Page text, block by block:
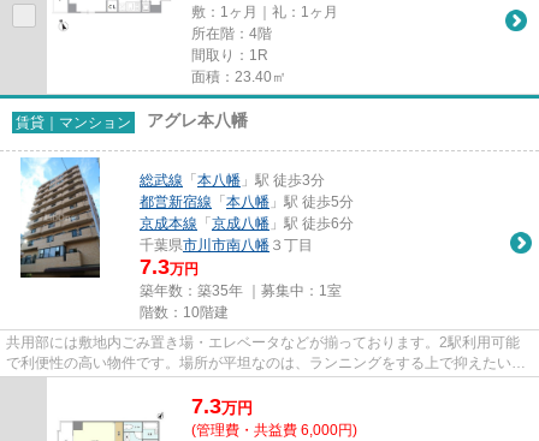
敷：1ヶ月｜礼：1ヶ月
所在階：4階
間取り：1R
面積：23.40㎡
賃貸｜マンション アグレ本八幡
総武線 「 本八幡 」駅 徒歩3分
都営新宿線 「 本八幡 」駅 徒歩5分
京成本線 「 京成八幡 」駅 徒歩6分
千葉県市川市南八幡 ３丁目
7.3万円
築年数：築35年 ｜募集中： 1室
階数：10階建
共用部には敷地内ごみ置き場・エレベータなどが揃っております。2駅利用可能
で利便性の高い物件です。場所が平坦なのは、ランニングをする上で抑えたいポ
7.3万円
(管理費・共益費 6,000円)